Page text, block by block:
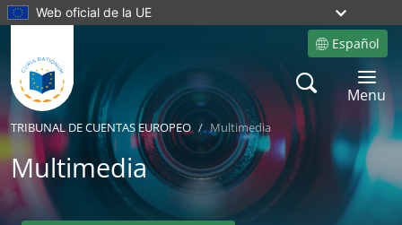
Web oficial de la UE
Español
Site language
Search
Toggle
Menu
TRIBUNAL DE CUENTAS EUROPEO Multimedia
Multimedia